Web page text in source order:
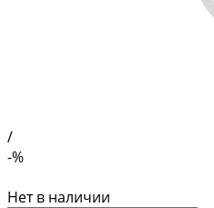
/
-%
Нет в наличии